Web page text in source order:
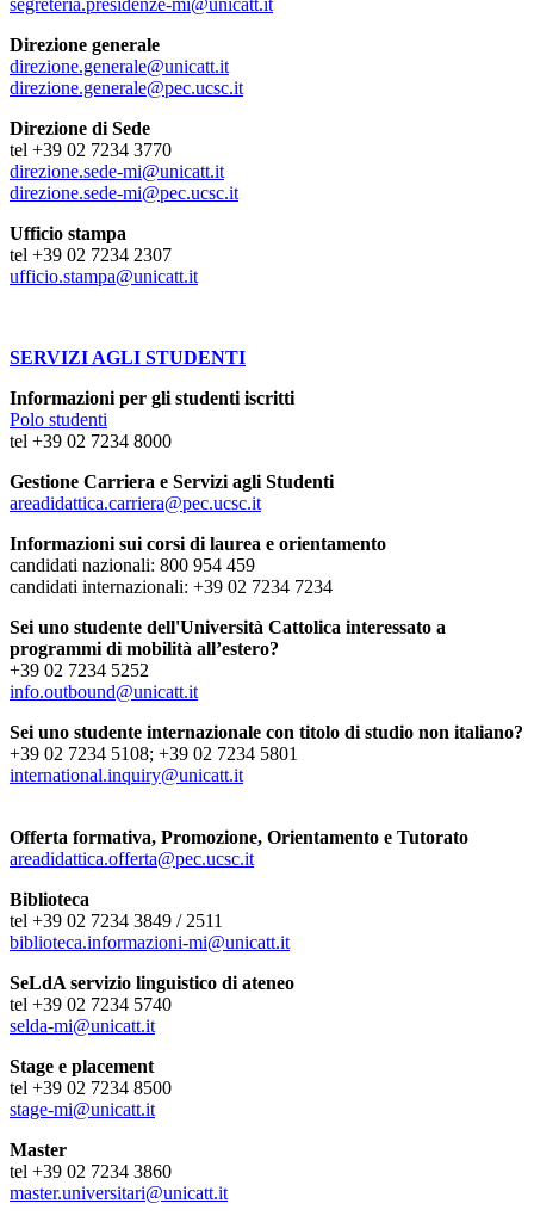
segreteria.presidenze-mi@unicatt.it
Direzione generale
direzione.generale@unicatt.it
direzione.generale@pec.ucsc.it
Direzione di Sede
tel +39 02 7234 3770
direzione.sede-mi@unicatt.it
direzione.sede-mi@pec.ucsc.it
Ufficio stampa
tel +39 02 7234 2307
ufficio.stampa@unicatt.it
SERVIZI AGLI STUDENTI
Informazioni per gli studenti iscritti
Polo studenti
tel +39 02 7234 8000
Gestione Carriera e Servizi agli Studenti
areadidattica.carriera@pec.ucsc.it
Informazioni sui corsi di laurea e orientamento
candidati nazionali: 800 954 459
candidati internazionali: +39 02 7234 7234
Sei uno studente dell'Università Cattolica interessato a
programmi di mobilità all’estero?
+39 02 7234 5252
info.outbound@unicatt.it
Sei uno studente internazionale con titolo di studio non italiano?
+39 02 7234 5108; +39 02 7234 5801
international.inquiry@unicatt.it
Offerta formativa, Promozione, Orientamento e Tutorato
areadidattica.offerta@pec.ucsc.it
Biblioteca
tel +39 02 7234 3849 / 2511
biblioteca.informazioni-mi@unicatt.it
SeLdA servizio linguistico di ateneo
tel +39 02 7234 5740
selda-mi@unicatt.it
Stage e placement
tel +39 02 7234 8500
stage-mi@unicatt.it
Master
tel +39 02 7234 3860
master.universitari@unicatt.it